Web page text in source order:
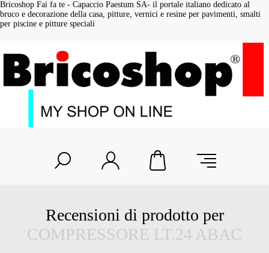
Bricoshop Fai fa te - Capaccio Paestum SA- il portale italiano dedicato al
bruco e decorazione della casa, pitture, vernici e resine per pavimenti, smalti
per piscine e pitture speciali
Recensioni di prodotto per
COMPRESSORE LT.24 ABAC